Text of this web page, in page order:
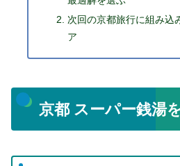
次回の京都旅行に組み込
ア
京都 スーパー銭湯